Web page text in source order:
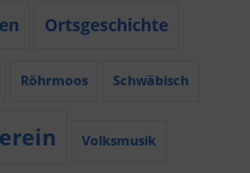
Ortsgeschichte
Röhrmoos Schwäbisch
Volksmusik